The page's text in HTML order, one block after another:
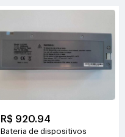
R$ 920.94
Bateria de dispositivos